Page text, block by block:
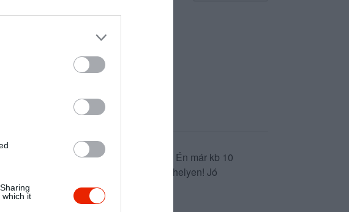
which it
rend, tisztaság, finom ételek! Én már kb 10
ez a hely a legszinpatikusabb Keszthelyen! Jó